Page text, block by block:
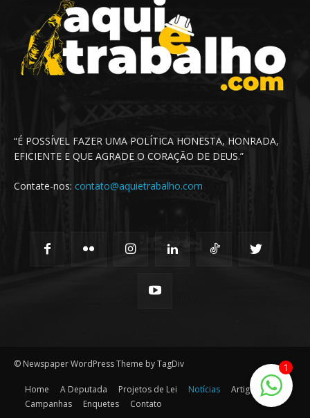
“É POSSÍVEL FAZER UMA POLÍTICA HONESTA, HONRADA,
EFICIENTE E QUE AGRADE O CORAÇÃO DE DEUS.”
Contate-nos: contato@aquietrabalho.com
© Newspaper WordPress Theme by TagDiv
Home A Deputada Projetos de Lei Notícias
Artigos
Campanhas
Enquetes Contato
1